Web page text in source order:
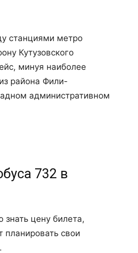
станциями метро
Кутузовского
минуя наиболее
района Фили-
административном
732 в
цену билета,
свои